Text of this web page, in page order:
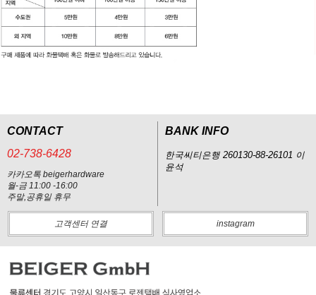
CONTACT
02-738-6428
카카오톡 beigerhardware
월-금 11:00 -16:00
주말,공휴일 휴무
BANK INFO
한국씨티은행 260130-88-26101 이
윤석
고객센터 연결 instagram